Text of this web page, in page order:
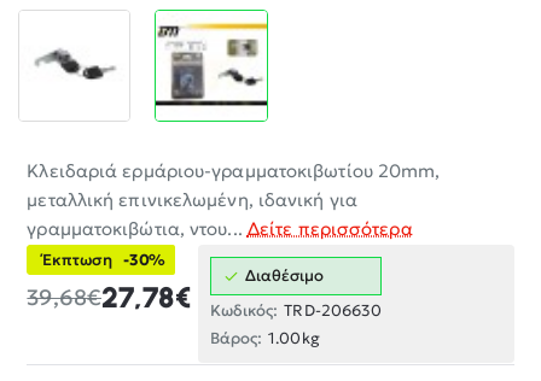
Κλειδαριά ερμάριου-γραμματοκιβωτίου 20mm,
μεταλλική επινικελωμένη, ιδανική για
γραμματοκιβώτια, ντου... Δείτε περισσότερα
Έκπτωση -30%
27,78€
39,68€
Διαθέσιμο
Κωδικός: TRD-206630
Βάρος: 1.00kg